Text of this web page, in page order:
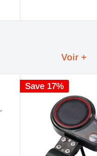
Voir +
Save 17%